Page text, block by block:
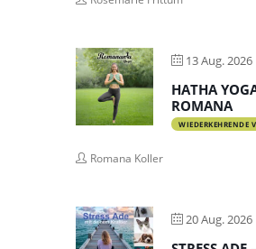
13 Aug. 2026
HATHA
ROMANA
WIEDERKEHRENDE
Romana Koller
20 Aug. 2026